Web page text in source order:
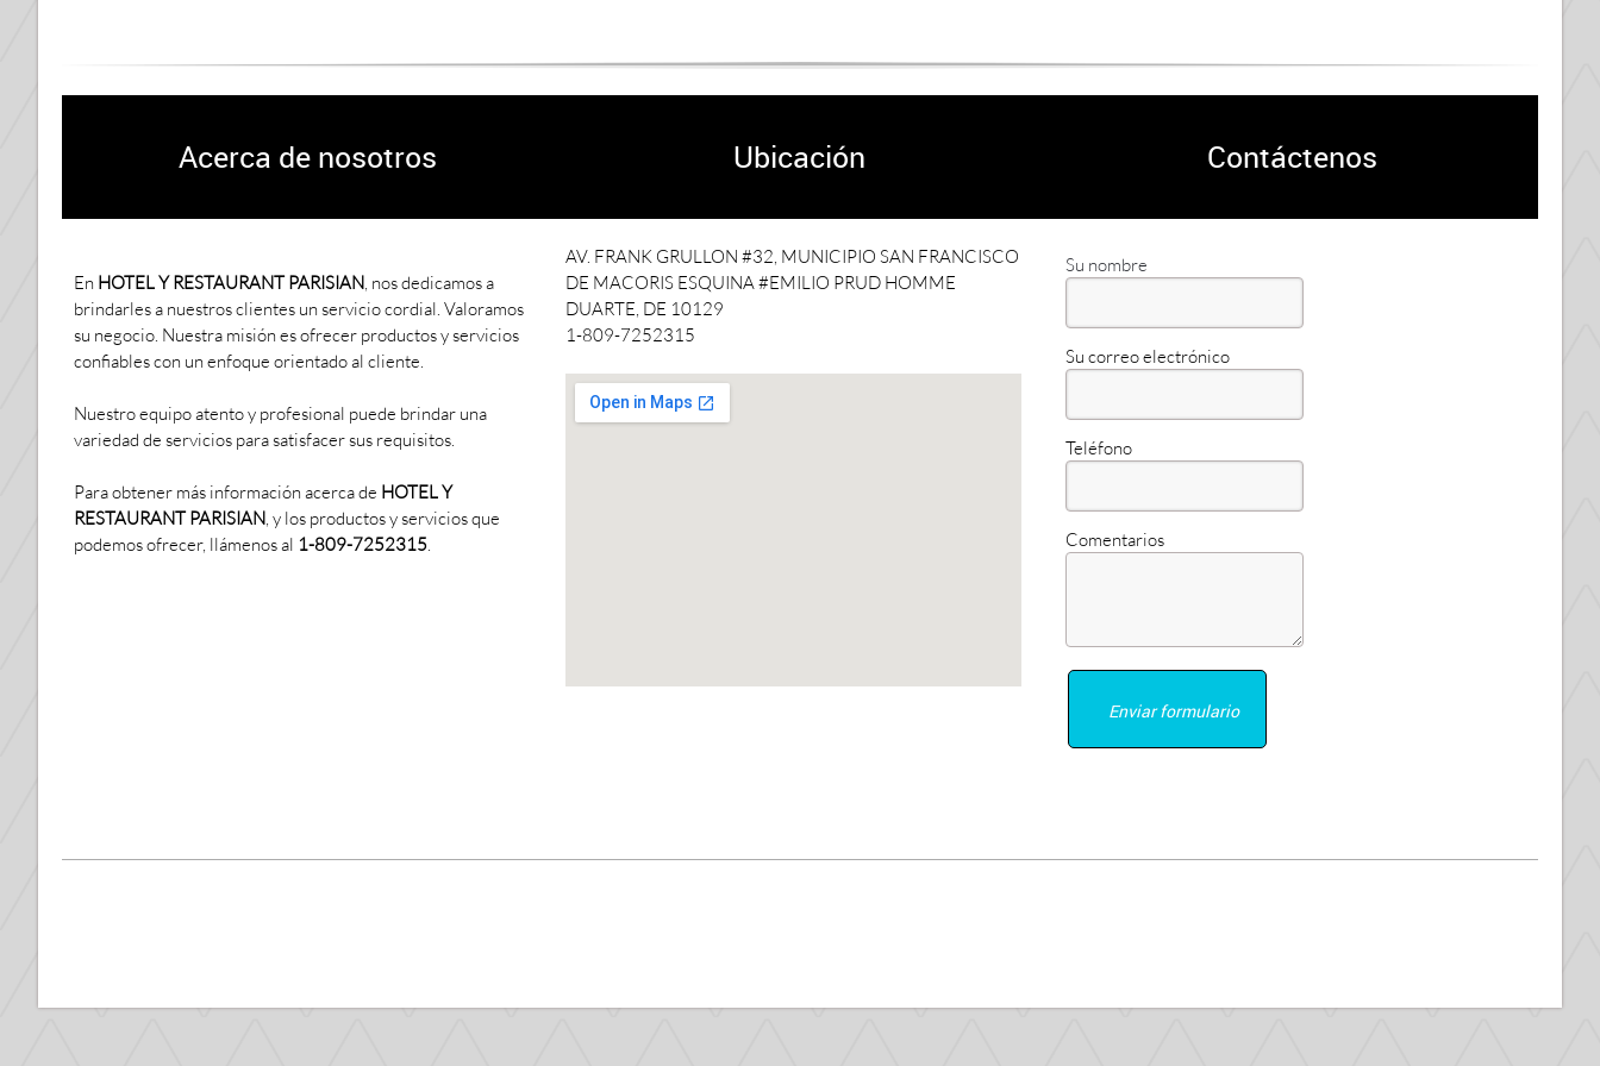
Acerca de nosotros
En HOTEL Y RESTAURANT PARISIAN , nos dedicamos a
brindarles a nuestros clientes un servicio cordial. Valoramos
su negocio. Nuestra misión es ofrecer productos y servicios
confiables con un enfoque orientado al cliente.
Nuestro equipo atento y profesional puede brindar una
variedad de servicios para satisfacer sus requisitos.
Para obtener más información acerca de HOTEL Y
RESTAURANT PARISIAN , y los productos y servicios que
podemos ofrecer, llámenos al 1-809-7252315
Ubicación
AV. FRANK GRULLON #32, MUNICIPIO SAN FRANCISCO
DE MACORIS ESQUINA #EMILIO PRUD HOMME
DUARTE, DE 10129
1-809-7252315
Contáctenos
Su nombre
Su correo electrónico
Teléfono
Comentarios
Enviar formulario